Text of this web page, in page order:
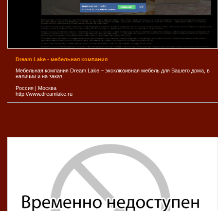
Dream Lake - мебельная компания
Мебельная компания Dream Lake – эксклюзивная мебель для Вашего дома, в
наличии и на заказ.
Россия | Москва
http://www.dreamlake.ru